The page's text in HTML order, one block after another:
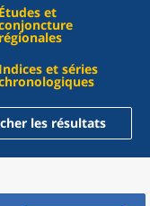
Études et
régionales
Indices et séries
les résultats